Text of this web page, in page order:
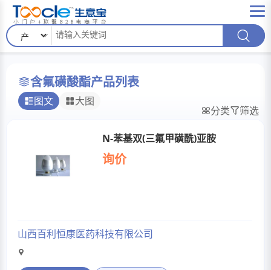
含氟磺酸酯产品列表
图文 大图
分类 筛选
N-苯基双(三氟甲磺酰)亚胺
询价
山西百利恒康医药科技有限公司